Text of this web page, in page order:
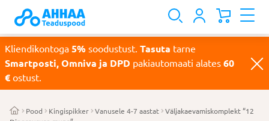
Kliendikontoga 5% soodustust. Tasuta tarne
Smartposti, Omniva ja DPD pakiautomaati alates 60
€ ostust.
Pood Kingispikker Vanusele 4-7 aastat
Väljakaevamiskomplekt “12